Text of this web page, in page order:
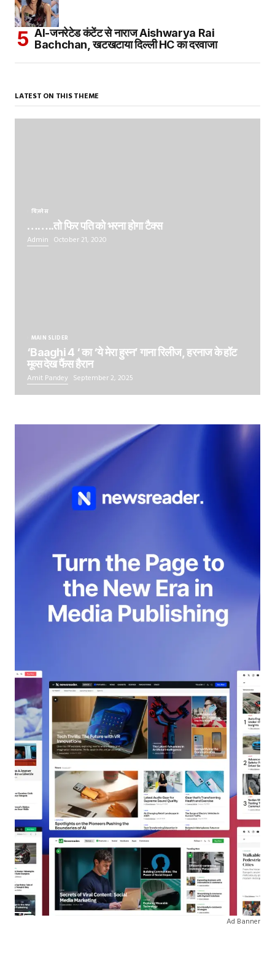
AI-जनरेटेड कंटेंट से नाराज Aishwarya Rai
Bachchan, खटखटाया दिल्ली HC का दरवाजा
LATEST ON THIS THEME
बिज़नेस
……..तो फिर पति को भरना होगा टैक्स
Admin October 21, 2020
MAIN SLIDER
‘Baaghi 4 ‘ का ‘ये मेरा हुस्न’ गाना रिलीज, हरनाज के हॉट
मूव्स देख फैंस हैरान
Amit Pandey September 2, 2025
Ad Banner